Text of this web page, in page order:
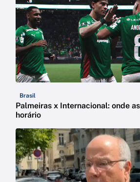
Brasil
Palmeiras x Internacional: onde
horário